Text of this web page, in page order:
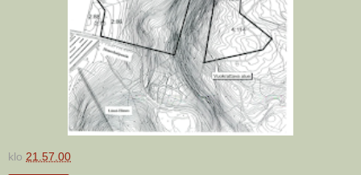
klo 21.57.00